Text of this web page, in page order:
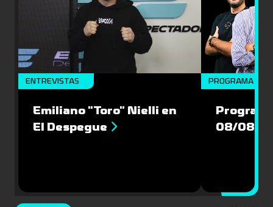
ENTREVISTAS
Emiliano "Toro" Nielli en
El Despegue
PROGRAMA
08/08/